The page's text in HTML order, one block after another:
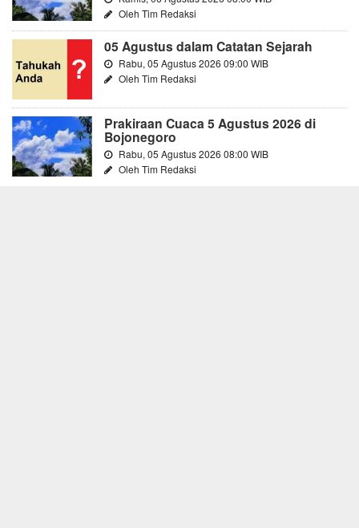
Oleh Tim Redaksi
05 Agustus dalam Catatan Sejarah
Rabu, 05 Agustus 2026 09:00 WIB
Oleh Tim Redaksi
Prakiraan Cuaca 5 Agustus 2026 di
Bojonegoro
Rabu, 05 Agustus 2026 08:00 WIB
Oleh Tim Redaksi